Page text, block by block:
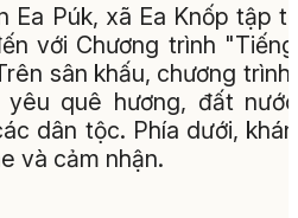
Ea Púk, xã Ea Knốp tập
với Chương trình
sân khấu, chương trình
quê hương, đất
dân tộc. Phía dưới,
và cảm nhận.